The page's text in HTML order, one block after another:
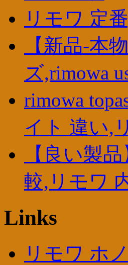
リモワ 定
【新品-本
ズ,rimowa
rimowa
イト 違い,
【良い製
較,リモワ
Links
リモワ ホ